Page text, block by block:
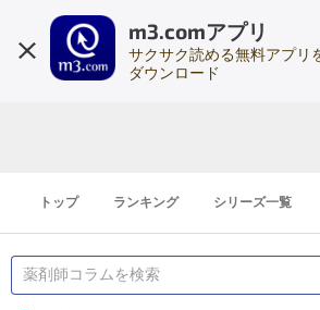
m3.comアプリ
サクサク読める無料アプリ
ダウンロード
会
トップ ランキング シリーズ一覧